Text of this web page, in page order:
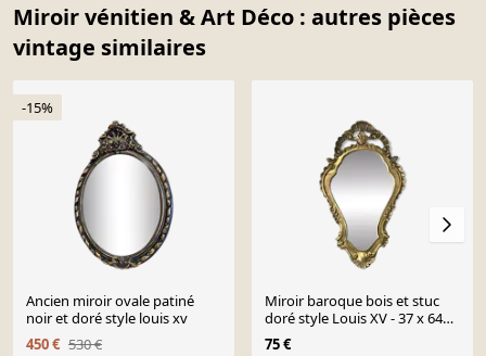
Miroir vénitien & Art Déco : autres pièces
vintage similaires
-15%
Ancien miroir ovale patiné
noir et doré style louis xv
450 € 530 €
Miroir baroque bois et stuc
doré style Louis XV - 37 x 64
cm
75 €